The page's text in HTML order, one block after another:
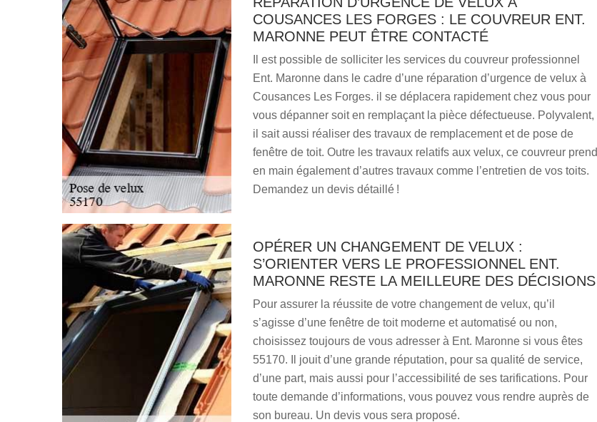
COUSANCES LES FORGES : LE COUVREUR ENT.
MARONNE PEUT ÊTRE CONTACTÉ
Il est possible de solliciter les services du couvreur professionnel
Ent. Maronne dans le cadre d’une réparation d’urgence de velux à
Cousances Les Forges. il se déplacera rapidement chez vous pour
vous dépanner soit en remplaçant la pièce défectueuse. Polyvalent,
il sait aussi réaliser des travaux de remplacement et de pose de
fenêtre de toit. Outre les travaux relatifs aux velux, ce couvreur prend
en main également d’autres travaux comme l’entretien de vos toits.
Demandez un devis détaillé !
OPÉRER UN CHANGEMENT DE VELUX :
S’ORIENTER VERS LE PROFESSIONNEL ENT.
MARONNE RESTE LA MEILLEURE DES DÉCISIONS
Pour assurer la réussite de votre changement de velux, qu’il
s’agisse d’une fenêtre de toit moderne et automatisé ou non,
choisissez toujours de vous adresser à Ent. Maronne si vous êtes
55170. Il jouit d’une grande réputation, pour sa qualité de service,
d’une part, mais aussi pour l’accessibilité de ses tarifications. Pour
toute demande d’informations, vous pouvez vous rendre auprès de
son bureau. Un devis vous sera proposé.